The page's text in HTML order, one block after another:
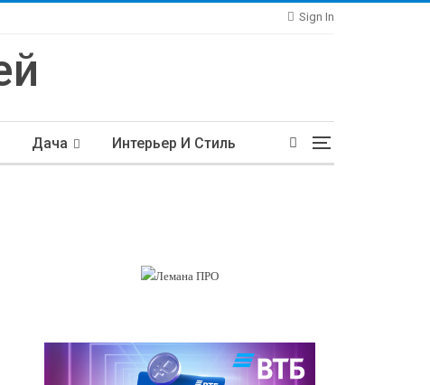
Sign In
Дача Интерьер И Стиль